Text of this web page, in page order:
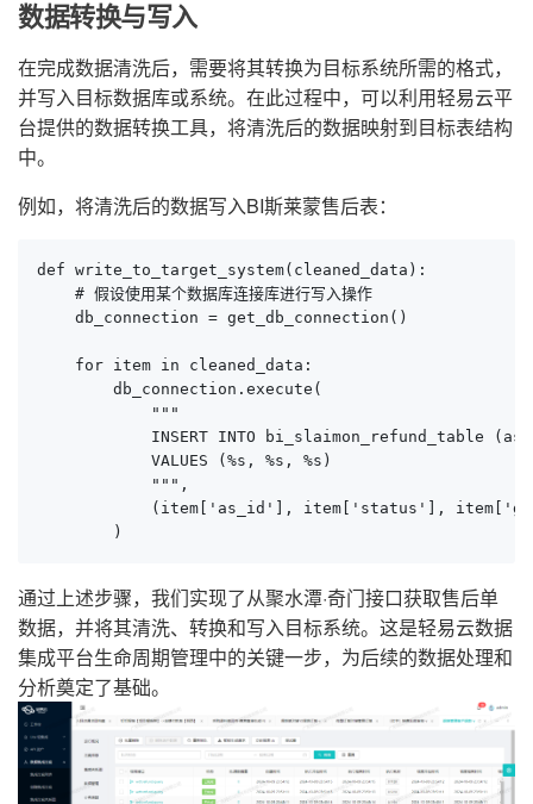
数据转换与写入
在完成数据清洗后，需要将其转换为目标系统所需的格式，
并写入目标数据库或系统。在此过程中，可以利用轻易云平
台提供的数据转换工具，将清洗后的数据映射到目标表结构
中。
例如，将清洗后的数据写入BI斯莱蒙售后表：
def write_to_target_system(cleaned_data):
    # 假设使用某个数据库连接库进行写入操作
    db_connection = get_db_connection()
    for item in cleaned_data:
        db_connection.execute(
            """
INSERT INTO bi_slaimon_refund_table
            VALUES (%s, %s, %s)
            """,
(item['as_id'], item['status'],
        )
通过上述步骤，我们实现了从聚水潭·奇门接口获取售后单
数据，并将其清洗、转换和写入目标系统。这是轻易云数据
集成平台生命周期管理中的关键一步，为后续的数据处理和
分析奠定了基础。